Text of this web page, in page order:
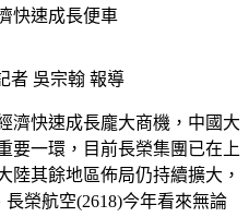
快速成長便車
者 吳宗翰 報導
濟快速成長龐大商機，中國大
要一環，目前長榮集團已在上
陸其餘地區佈局仍持續擴大，
榮航空(2618)今年看來無論